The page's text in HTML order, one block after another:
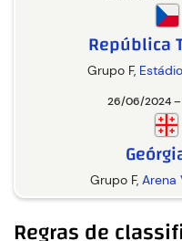
Grupo F,
República
26/06/2024
Grupo F, Arena
Regras de